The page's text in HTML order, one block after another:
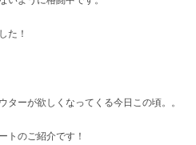
た！
ーが欲しくなってくる今日この頃。。
トのご紹介です！